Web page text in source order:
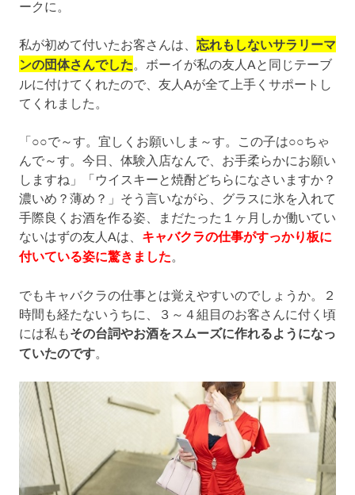
ークに。
私が初めて付いたお客さんは、 忘れもしないサラリーマ
ンの団体さんでした 。ボーイが私の友人Aと同じテーブ
ルに付けてくれたので、友人Aが全て上手くサポートし
てくれました。
「○○で～す。宜しくお願いしま～す。この子は○○ちゃ
んで～す。今日、体験入店なんで、お手柔らかにお願い
しますね」「ウイスキーと焼酎どちらになさいますか？
濃いめ？薄め？」そう言いながら、グラスに氷を入れて
手際良くお酒を作る姿、まだたった１ヶ月しか働いてい
ないはずの友人Aは、 キャバクラの仕事がすっかり板に
付いている姿に驚きました
でもキャバクラの仕事とは覚えやすいのでしょうか。２
時間も経たないうちに、３～４組目のお客さんに付く頃
には私もその台詞やお酒をスムーズに作れるようになっ
ていたのです